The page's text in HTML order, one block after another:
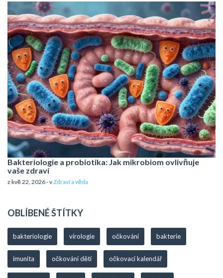
Bakteriologie a probiotika: Jak mikrobiom ovlivňuje
vaše zdraví
z kvě 22, 2026 - vZdraví a věda
OBLÍBENÉ ŠTÍTKY
bakteriologie virologie očkování bakterie
imunita očkování dětí očkovací kalendář